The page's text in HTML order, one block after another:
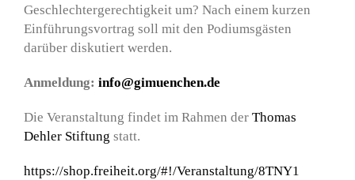
Geschlechtergerechtigkeit um? Nach einem kurzen
Einführungsvortrag soll mit den Podiumsgästen
darüber diskutiert werden.
Anmeldung: info@gimuenchen.de
Die Veranstaltung findet im Rahmen der Thomas
Dehler Stiftung statt.
https://shop.freiheit.org/#!/Veranstaltung/8TNY1